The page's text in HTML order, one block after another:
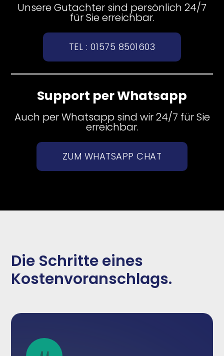
Unsere Gutachter sind persönlich 24/7
für Sie erreichbar.
TEL : 01575 8501603
Support per Whatsapp
Auch per Whatsapp sind wir 24/7 für Sie
erreichbar.
ZUM WHATSAPP CHAT
Die Schritte eines
Kostenvoranschlags.